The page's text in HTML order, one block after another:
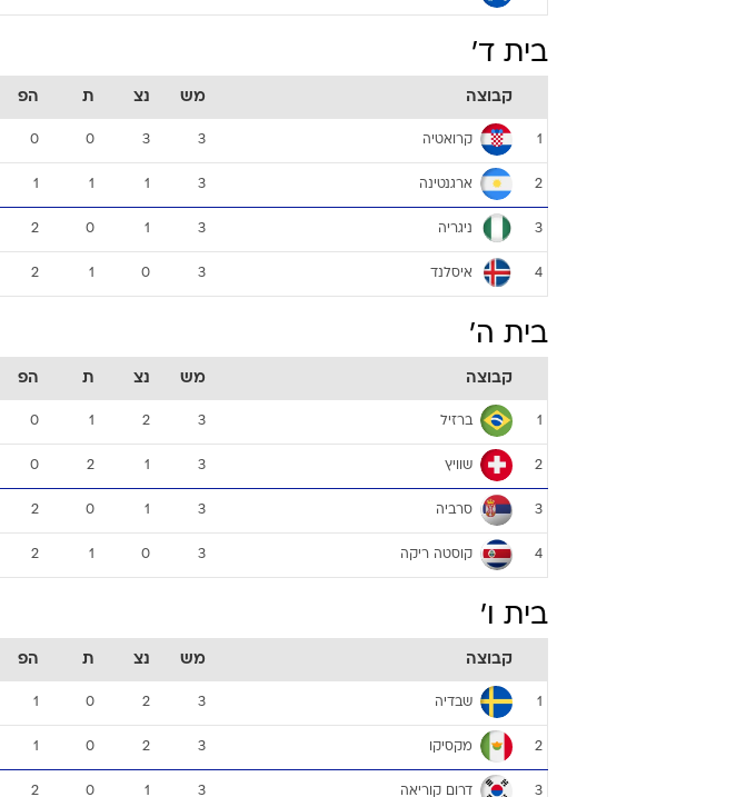
בית ד'
קבוצה מש נצ ת הפ
1 קרואטיה 3
3
0
0
2 ארגנטינה 3
1
1
1
3 ניגריה 3
1
0
2
4 איסלנד 3
0
1
2
בית ה'
קבוצה מש נצ ת הפ
1 ברזיל 3
2
1
0
2 שוויץ 3
1
2
0
3 סרביה 3
1
0
2
4 קוסטה ריקה 3
0
1
2
בית ו'
קבוצה מש נצ ת הפ
1 שבדיה 3
2
0
1
2 מקסיקו 3
2
0
1
3 דרום קוריאה 3
1
0
2